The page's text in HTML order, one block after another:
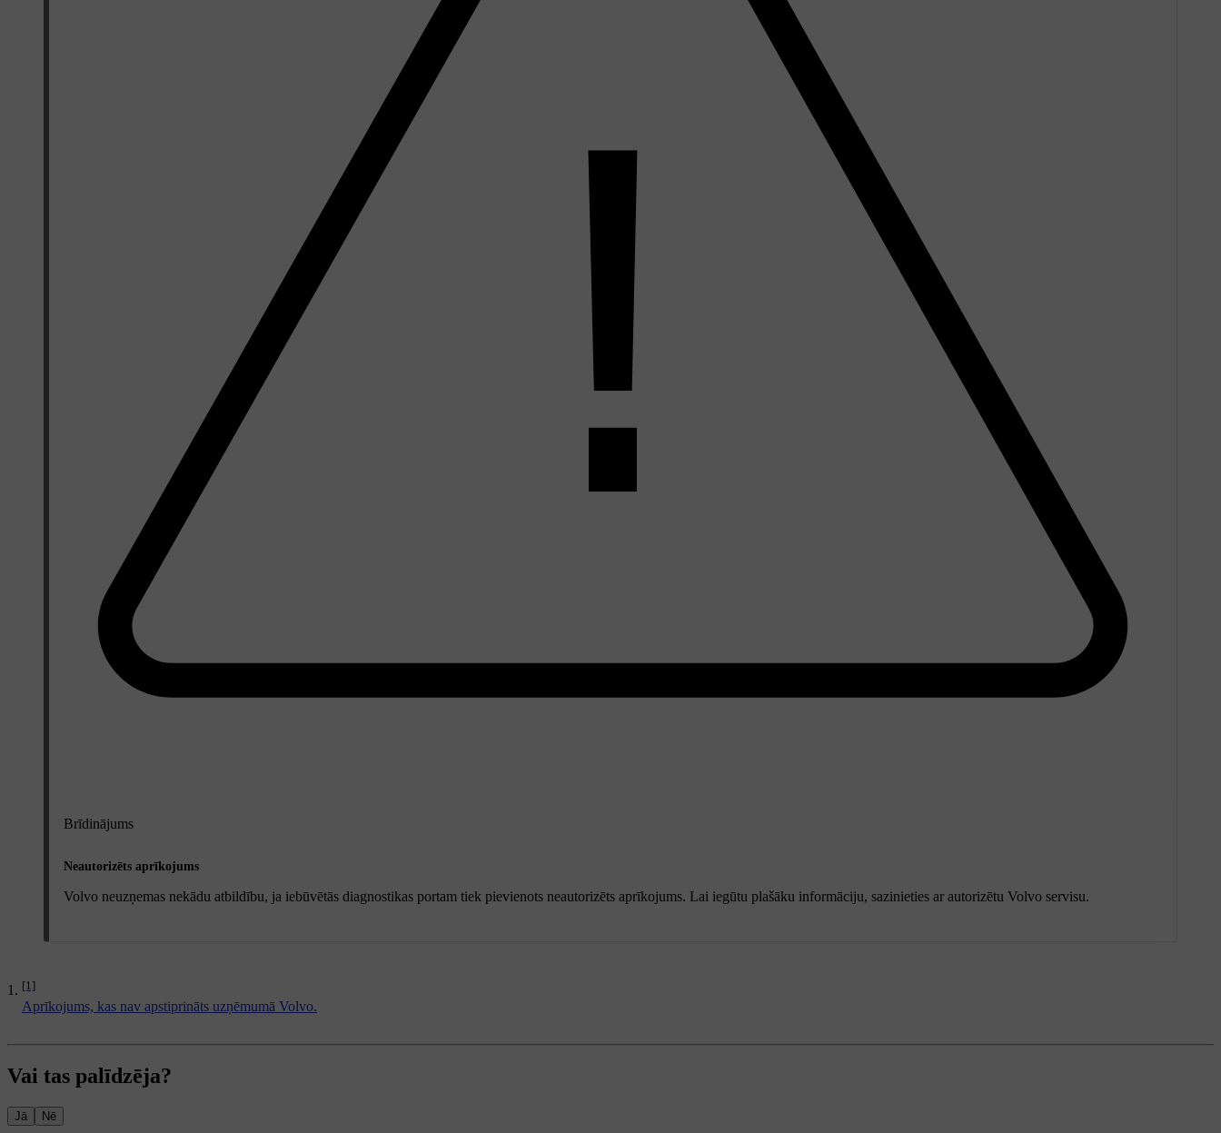
Brīdinājums
Neautorizēts aprīkojums
Volvo neuzņemas nekādu atbildību, ja iebūvētās diagnostikas portam tiek pievienots neautorizēts aprīkojums. Lai iegūtu plašāku informāciju, sazinieties ar autorizētu Volvo servisu.
[1]
Aprīkojums, kas nav apstiprināts uzņēmumā Volvo.
Vai tas palīdzēja?
Jā Nē